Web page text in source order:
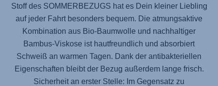
Stoff des SOMMERBEZUGS hat es Dein kleiner Liebling
auf jeder Fahrt besonders bequem. Die atmungsaktive
Kombination aus Bio-Baumwolle und nachhaltiger
Bambus-Viskose ist hautfreundlich und absorbiert
Schweiß an warmen Tagen. Dank der antibakteriellen
Eigenschaften bleibt der Bezug außerdem lange frisch.
Sicherheit an erster Stelle: Im Gegensatz zu